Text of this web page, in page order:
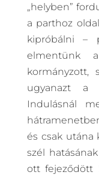
„helyben”
a parthoz
kipróbálni –
elmentünk
kormányzott,
ugyanazt a
Indulásnál
és csak utána
szél
ott fejeződött